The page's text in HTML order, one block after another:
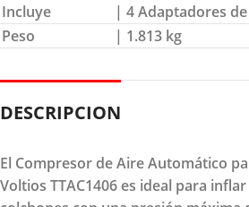
Incluye
| 4 Adaptadores
Peso
| 1.813 kg
DESCRIPCION
El Compresor de Aire Automático
Voltios TTAC1406 es ideal para